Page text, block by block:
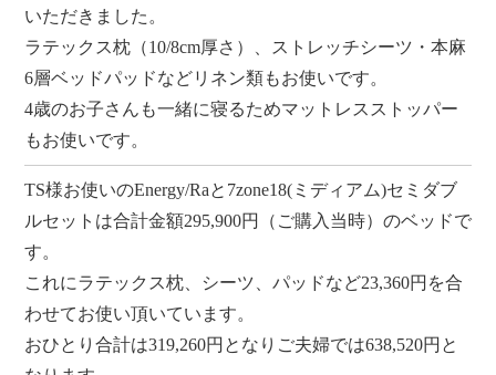
いただきました。
ラテックス枕（10/8cm厚さ）、ストレッチシーツ・本麻
6層ベッドパッドなどリネン類もお使いです。
4歳のお子さんも一緒に寝るためマットレスストッパー
もお使いです。
TS様お使いのEnergy/Raと7zone18(ミディアム)セミダブ
ルセットは合計金額295,900円（ご購入当時）のベッドで
す。
これにラテックス枕、シーツ、パッドなど23,360円を合
わせてお使い頂いています。
おひとり合計は319,260円となりご夫婦では638,520円と